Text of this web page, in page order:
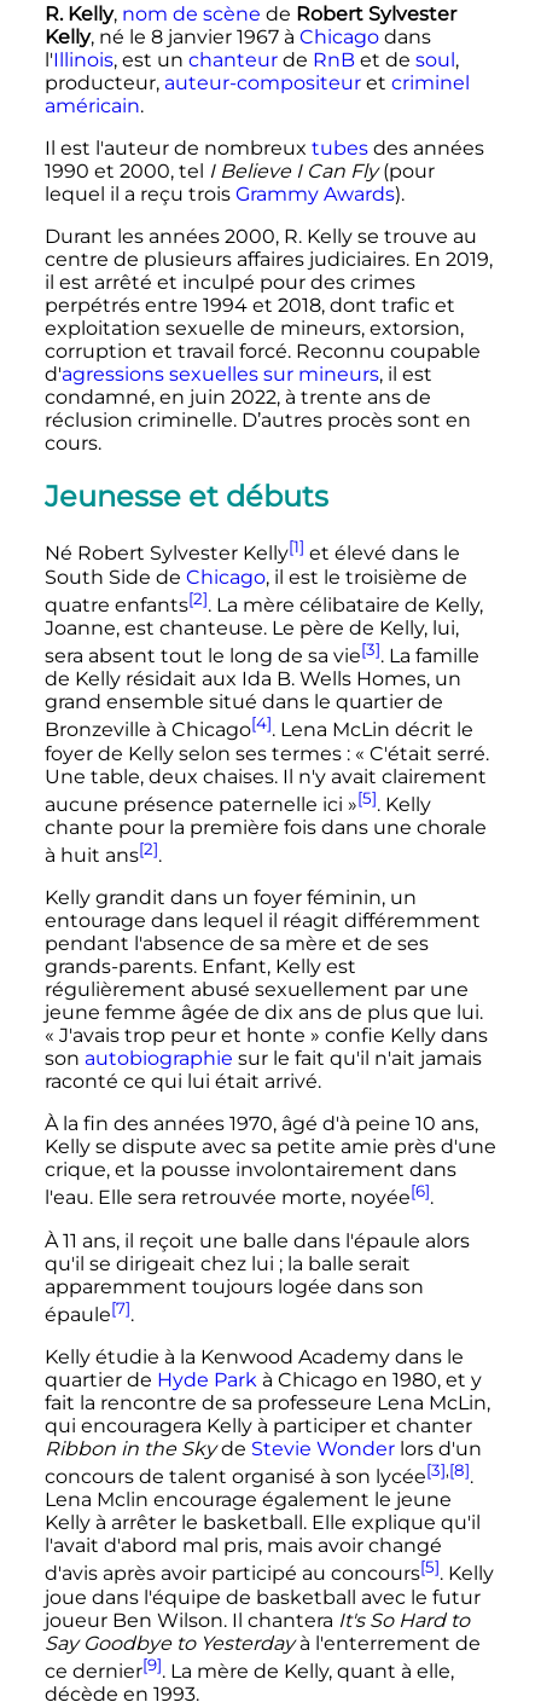
R. Kelly, nom de scène de Robert Sylvester
Kelly, né le 8 janvier 1967à Chicagodans
l'Illinois, est un chanteurde RnBet de soul,
producteur, auteur-compositeuret criminel
américain.
Il est l'auteur de nombreux tubesdes années
1990 et 2000, tel I Believe I Can Fly(pour
lequel il a reçu trois Grammy Awards).
Durant les années 2000, R. Kelly se trouve au
centre de plusieurs affaires judiciaires. En 2019,
il est arrêté et inculpé pour des crimes
perpétrés entre 1994 et 2018, dont trafic et
exploitation sexuelle de mineurs, extorsion,
corruption et travail forcé. Reconnu coupable
d'agressions sexuelles sur mineurs, il est
condamné, en juin 2022, à trente ansde
réclusion criminelle. D’autres procès sont en
cours.
Jeunesse et débuts
Né Robert Sylvester Kelly[1] et élevé dans le
South Side de Chicago, il est le troisième de
quatre enfants[2]. La mère célibataire de Kelly,
Joanne, est chanteuse. Le père de Kelly, lui,
sera absent tout le long de sa vie[3]. La famille
de Kelly résidait aux Ida B. Wells Homes, un
grand ensemble situé dans le quartier de
Bronzeville à Chicago[4]. Lena McLin décrit le
foyer de Kelly selon ses termes : « C'était serré.
Une table, deux chaises. Il n'y avait clairement
aucune présence paternelle ici »[5]. Kelly
chante pour la première fois dans une chorale
à huit ans[2].
Kelly grandit dans un foyer féminin, un
entourage dans lequel il réagit différemment
pendant l'absence de sa mère et de ses
grands-parents. Enfant, Kelly est
régulièrement abusé sexuellement par une
jeune femme âgée de dix ans de plus que lui.
« J'avais trop peur et honte » confie Kelly dans
son autobiographie sur le fait qu'il n'ait jamais
raconté ce qui lui était arrivé.
À la fin des années 1970, âgé d'à peine 10 ans,
Kelly se dispute avec sa petite amie près d'une
crique, et la pousse involontairement dans
l'eau. Elle sera retrouvée morte, noyée[6].
À 11 ans, il reçoit une balle dans l'épaule alors
qu'il se dirigeait chez lui ; la balle serait
apparemment toujours logée dans son
épaule[7].
Kelly étudie à la Kenwood Academy dans le
quartier de Hyde Parkà Chicago en 1980, et y
fait la rencontre de sa professeure Lena McLin,
qui encouragera Kelly à participer et chanter
Ribbon in the Skyde Stevie Wonderlors d'un
concours de talent organisé à son lycée[3],[8].
Lena Mclin encourage également le jeune
Kelly à arrêter le basketball. Elle explique qu'il
l'avait d'abord mal pris, mais avoir changé
d'avis après avoir participé au concours[5]. Kelly
joue dans l'équipe de basketball avec le futur
joueur Ben Wilson. Il chantera It's So Hard to
Say Goodbye to Yesterdayà l'enterrement de
ce dernier[9]. La mère de Kelly, quant à elle,
décède en 1993.